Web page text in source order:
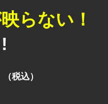
らない！
（税込）